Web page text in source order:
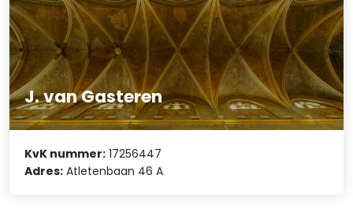
J. van Gasteren
KvK nummer: 17256447
Adres: Atletenbaan 46 A